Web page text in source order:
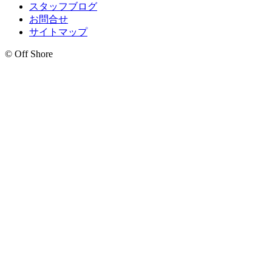
スタッフブログ
お問合せ
サイトマップ
© Off Shore